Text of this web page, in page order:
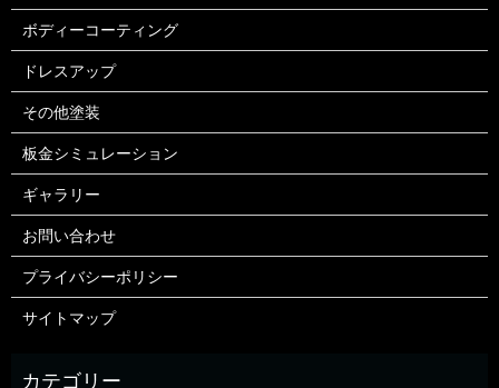
ボディーコーティング
ドレスアップ
その他塗装
板金シミュレーション
ギャラリー
お問い合わせ
プライバシーポリシー
サイトマップ